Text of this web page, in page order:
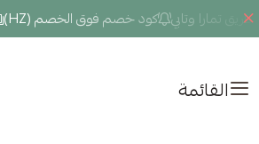
تمارا وتابي كود خصم فوق الخصم (HZ)
القائمة